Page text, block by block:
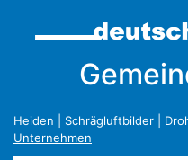
Heiden Schrägluftbilder
Unternehmen